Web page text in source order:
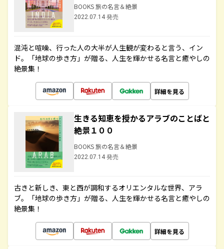
BOOKS 旅の名言＆絶景
2022.07.14 発売
混沌と喧噪、行った人の大半が人生観が変わると言う、イン
ド。「地球の歩き方」が贈る、人生を輝かせる名言と癒やしの
絶景集！
詳細を見る
生きる知恵を授かるアラブのことばと
絶景１００
BOOKS 旅の名言＆絶景
2022.07.14 発売
古きと新しき、東と西が調和するオリエンタルな世界、アラ
ブ。「地球の歩き方」が贈る、人生を輝かせる名言と癒やしの
絶景集！
詳細を見る